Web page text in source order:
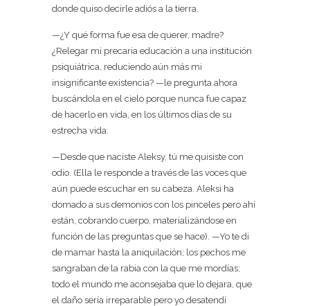
donde quiso decirle adiós a la tierra.
—¿Y qué forma fue esa de querer, madre?
¿Relegar mi precaria educación a una institución
psiquiátrica, reduciendo aún más mi
insignificante existencia? —le pregunta ahora
buscándola en el cielo porque nunca fue capaz
de hacerlo en vida, en los últimos días de su
estrecha vida.
—Desde que naciste Aleksy, tú me quisiste con
odio. (Ella le responde a través de las voces que
aún puede escuchar en su cabeza. Aleksi ha
domado a sus demonios con los pinceles pero ahí
están, cobrando cuerpo, materializándose en
función de las preguntas que se hace). —Yo te di
de mamar hasta la aniquilación; los pechos me
sangraban de la rabia con la que me mordías;
todo el mundo me aconsejaba que lo dejara, que
el daño sería irreparable pero yo desatendí